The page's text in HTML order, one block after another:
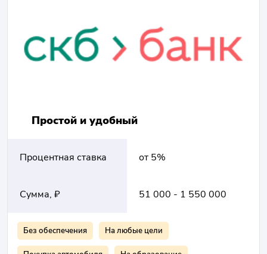
Простой и удобный
Процентная ставка от 5%
Сумма, ₽ 51 000 - 1 550 000
Без обеспечения На любые цели